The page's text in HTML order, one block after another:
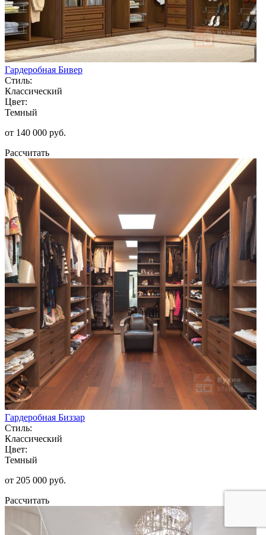
Гардеробная Бивер
Стиль:
Классический
Цвет:
Темный
от 140 000 руб.
Рассчитать
Гардеробная Биззар
Стиль:
Классический
Цвет:
Темный
от 205 000 руб.
Рассчитать